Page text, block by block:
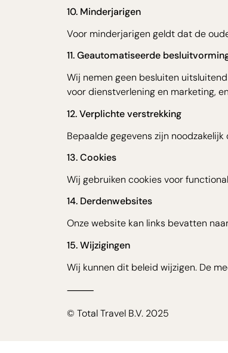
10. Minderjarigen
Voor minderjarigen geldt dat de
11. Geautomatiseerde
Wij nemen geen besluiten
voor dienstverlening en marketing,
12. Verplichte verstrekking
Bepaalde gegevens zijn
13. Cookies
Wij gebruiken cookies voor
14. Derdenwebsites
Onze website kan links bevatten
15. Wijzigingen
Wij kunnen dit beleid wijzigen. De
⸻
© Total Travel B.V. 2025